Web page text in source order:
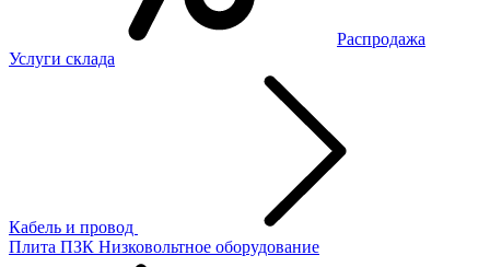
Распродажа
Услуги склада
Кабель и провод
Плита ПЗК Низковольтное оборудование